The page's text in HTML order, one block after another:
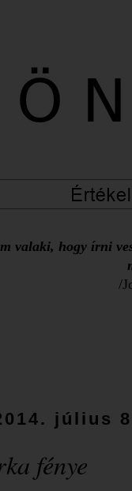
valaki, hogy írni
/
július
fénye